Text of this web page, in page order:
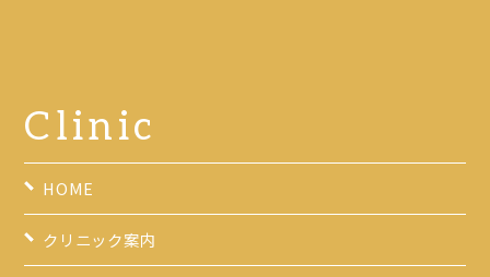
Clinic
HOME
クリニック案内